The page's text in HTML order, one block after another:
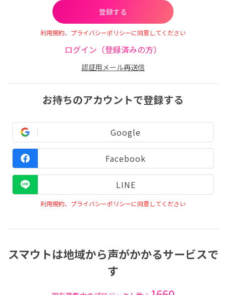
利用規約、プライバシーポリシーに同意してください
ログイン（登録済みの方）
認証用メール再送信
お持ちのアカウントで登録する
Google
Facebook
LINE
利用規約、プライバシーポリシーに同意してください
スマウトは地域から声がかかるサービスで
す